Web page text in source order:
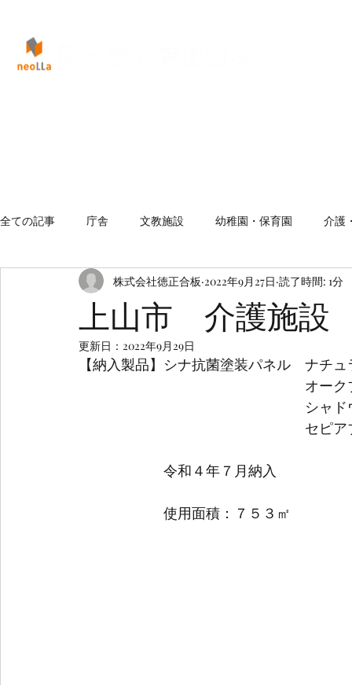
全ての記事 庁舎 文教施設 幼稚園・保育園 介護
上山市 介護施設
株式会社徳正合板 2022年9月27日 読了時間: 1分
更新日： 2022年9月29日
【納入製品】シナ抗菌塗装パネル　ナチ
オークブラウ
シャドウホワ
セピアブラッ
令和４年７月納入
使用面積：７５３㎡